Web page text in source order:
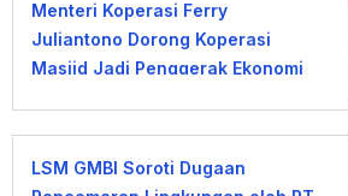
Menteri Koperasi Ferry
Juliantono Dorong Koperasi
Masjid Jadi Penggerak Ekonomi
LSM GMBI Soroti Dugaan